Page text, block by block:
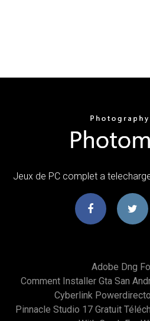
Jeux de PC complet a
Adobe Dng
Comment Installer Gta San
Cyberlink
Pinnacle Studio 17 Gratuit